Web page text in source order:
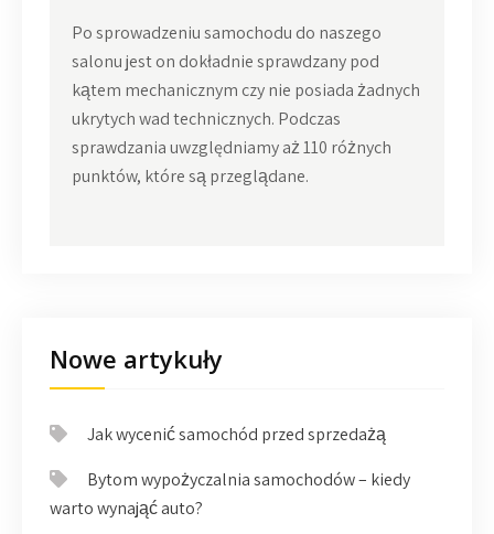
Po sprowadzeniu samochodu do naszego
salonu jest on dokładnie sprawdzany pod
kątem mechanicznym czy nie posiada żadnych
ukrytych wad technicznych. Podczas
sprawdzania uwzględniamy aż 110 różnych
punktów, które są przeglądane.
Nowe artykuły
Jak wycenić samochód przed sprzedażą
Bytom wypożyczalnia samochodów – kiedy
warto wynająć auto?